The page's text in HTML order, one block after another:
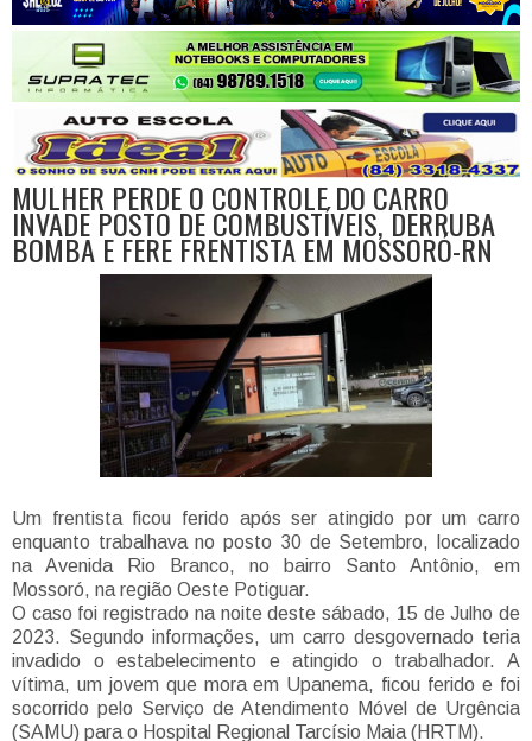
MULHER PERDE O CONTROLE DO CARRO
INVADE POSTO DE COMBUSTÍVEIS, DERRUBA
BOMBA E FERE FRENTISTA EM MOSSORÓ-RN
Um frentista ficou ferido após ser atingido por um carro
enquanto trabalhava no posto 30 de Setembro, localizado
na Avenida Rio Branco, no bairro Santo Antônio, em
Mossoró, na região Oeste Potiguar.
O caso foi registrado na noite deste sábado, 15 de Julho de
2023. Segundo informações, um carro desgovernado teria
invadido o estabelecimento e atingido o trabalhador. A
vítima, um jovem que mora em Upanema, ficou ferido e foi
socorrido pelo Serviço de Atendimento Móvel de Urgência
(SAMU) para o Hospital Regional Tarcísio Maia (HRTM).